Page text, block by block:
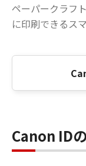
ペーパークラフ
に印刷できるス
Canon ID